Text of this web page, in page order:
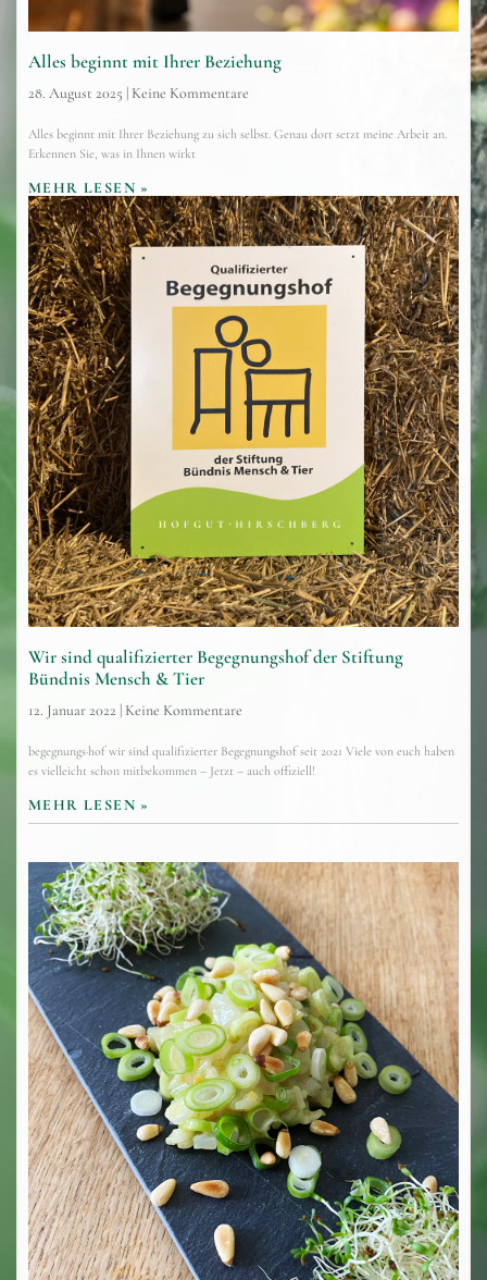
Alles beginnt mit Ihrer Beziehung
28. August 2025 Keine Kommentare
Alles beginnt mit Ihrer Beziehung zu sich selbst. Genau dort setzt meine Arbeit an.
Erkennen Sie, was in Ihnen wirkt
MEHR LESEN »
Wir sind qualifizierter Begegnungshof der Stiftung
Bündnis Mensch & Tier
12. Januar 2022 Keine Kommentare
begegnungs·hof wir sind qualifizierter Begegnungshof seit 2021 Viele von euch haben
es vielleicht schon mitbekommen – Jetzt – auch offiziell!
MEHR LESEN »